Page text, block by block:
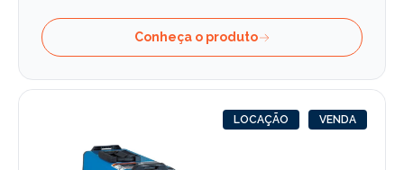
Conheça o produto
LOCAÇÃO VENDA